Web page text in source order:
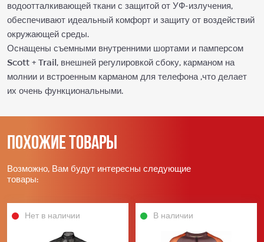
водоотталкивающей ткани с защитой от УФ-излучения,
обеспечивают идеальный комфорт и защиту от воздействий
окружающей среды.
Оснащены съемными внутренними шортами и памперсом
Scott + Trail, внешней регулировкой сбоку, карманом на
молнии и встроенным карманом для телефона ,что делает
их очень функциональными.
Похожие товары
Возможно, Вам будут интересны следующие
товары:
Нет в наличии В наличии